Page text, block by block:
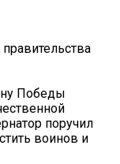
Победы
поручил
воинов и